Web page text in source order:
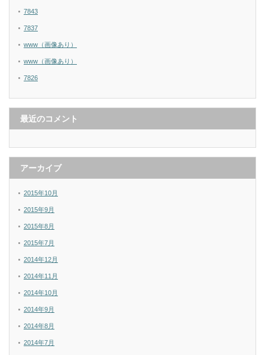
7843
7837
www（画像あり）
www（画像あり）
7826
最近のコメント
アーカイブ
2015年10月
2015年9月
2015年8月
2015年7月
2014年12月
2014年11月
2014年10月
2014年9月
2014年8月
2014年7月